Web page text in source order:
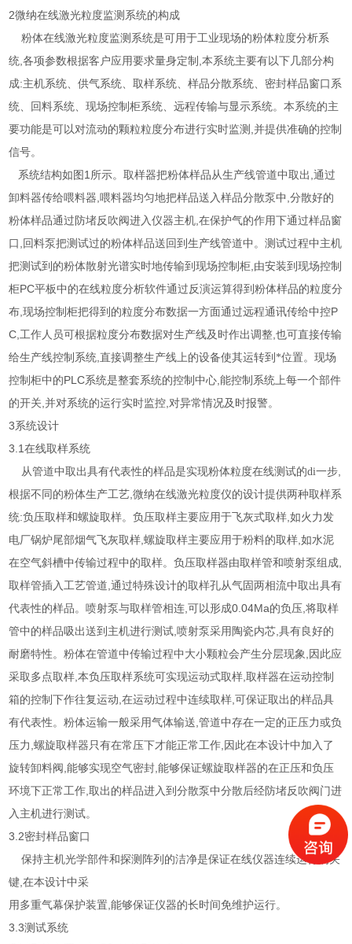
2微纳在线激光粒度监测系统的构成
粉体在线激光粒度监测系统是可用于工业现场的粉体粒度分析系
统 ,各项参数根据客 户应用要求量身定制 ,本系统主要有以下几部分构
成:主机系统、供气系统、取样系统、样品分散系统、密封样品窗口系
统、回料系统、现场控制柜系统、远程传输与显示系统。本系统的主
要功能是可以对流动的颗粒粒度分布进行实时监测 并提供准确的控制
信号。
系统结构如图 1 所示。取样器把粉体样品从生产线管道中取出 ,通过
卸料器传给喂料器 ,喂料器均匀地把样品送入样品分散泵中 ,分散好的
粉体样品通过防堵反吹阀进入仪器主机 ,在保护气的作用下通过样品窗
口 回料泵把测试过的粉体样品送回到生产线管道中。测试过程中主机
把测试到的粉体散射光谱实时地传输到现场控制柜 由安装到现场控制
柜PC平板中的在线粒度分析软件通过反演运算得到粉体样品的粒度分
布 ,现场控制柜把得到的粒度分布数据一方面通过远程通讯传给中控P
C, 工作人员可根据粒度分布数据对生产线及时作出调整 ,也可直接传输
给生产线控制系统 ,直接调整生产线上的设备使其运转到*位置。现场
控制柜中的PLC系统是整套系统的控制中心 ,能控制系统上每一个部件
的开关 并对系统的运行实时监控 对异常情况及时报警。
3系统设计
3.1在线取样系统
从管道中取出具有代表性的样品是实现粉体粒度在线测试的di一步
根据不同的粉体生产工艺 ,微纳在线激光粒度仪的设计提供两种取样系
统:负压取样和螺旋取样。负压取样主要应用于飞灰式取样 ,如火力发
电厂锅炉尾部烟气飞灰取样 ,螺旋取样主要应用于粉料的取样 ,如水泥
在空气斜槽中传输过程中的取样。负压取样器由取样管和喷射泵组成
取样管插入工艺管道 ,通过特殊设计的取样孔从气固两相流中取出具有
代表性的样品。喷射泵与取样管相连 ,可以形成0.04Ma的负压 ,将取样
管中的样品吸出送到主机进行测试 ,喷射泵采用陶瓷内芯 ,具有良好的
耐磨特性。粉体在管道中传输过程中大小颗粒会产生分层现象 因此应
采取多点取样 ,本负压取样系统可实现运动式取样 ,取样器在运动控制
箱的控制下作往复运动 ,在运动过程中连续取样 ,可保证取出的样品具
有代表性。粉体运输一般采用气体输送 ,管道中存在一定的正压力或负
压力 ,螺旋取样器只有在常压下才能正常工作 因此在本设计中加入了
旋转卸料阀 ,能够实现空气密封 ,能够保证螺旋取样器的在正压和负压
环境下正常工作 ,取出的样品进入到分散泵中分散后经防堵反吹阀门进
入主机进行测试。
3.2密封样品窗口
保持主机光学部件和探测阵列的洁净是保证在线仪器连续运行的关
键 ,在本设计中采
用多重气幕保护装置 ,能够保证仪器的长时间免维护运行。
3.3测试系统